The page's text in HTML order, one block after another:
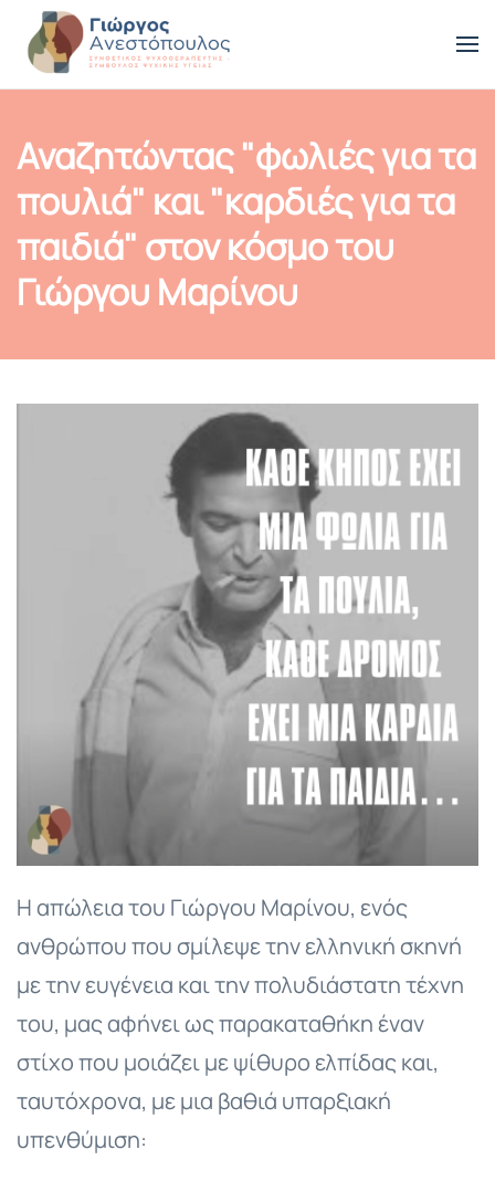
Skip to main content
Αναζητώντας "φωλιές για τα
πουλιά" και "καρδιές για τα
παιδιά" στον κόσμο του
Γιώργου Μαρίνου
Η απώλεια του Γιώργου Μαρίνου, ενός
ανθρώπου που σμίλεψε την ελληνική σκηνή
με την ευγένεια και την πολυδιάστατη τέχνη
του, μας αφήνει ως παρακαταθήκη έναν
στίχο που μοιάζει με ψίθυρο ελπίδας και,
ταυτόχρονα, με μια βαθιά υπαρξιακή
υπενθύμιση: